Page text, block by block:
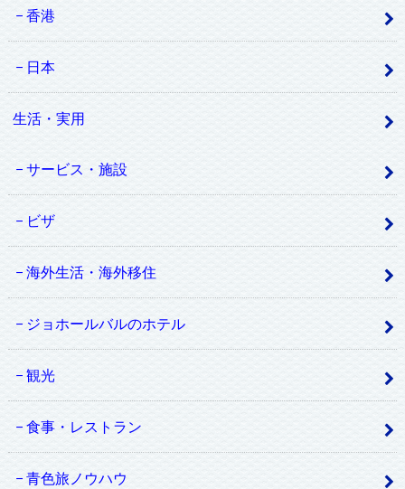
香港
日本
生活・実用
サービス・施設
ビザ
海外生活・海外移住
ジョホールバルのホテル
観光
食事・レストラン
青色旅ノウハウ